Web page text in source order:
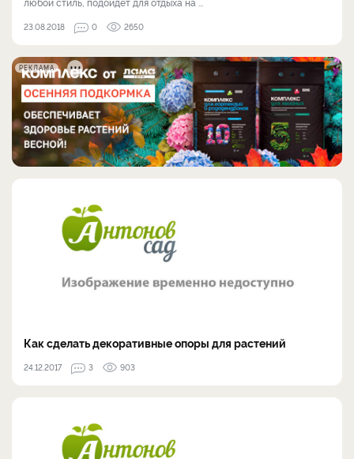
23.08.2018 0 2650
РЕКЛАМА
Как сделать декоративные опоры для растений
24.12.2017 3 903